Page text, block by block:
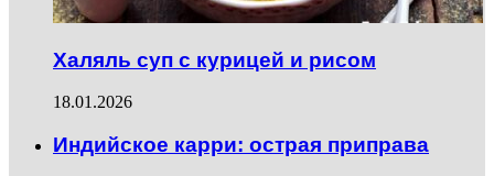
Халяль суп с курицей и рисом
18.01.2026
Индийское карри: острая приправа